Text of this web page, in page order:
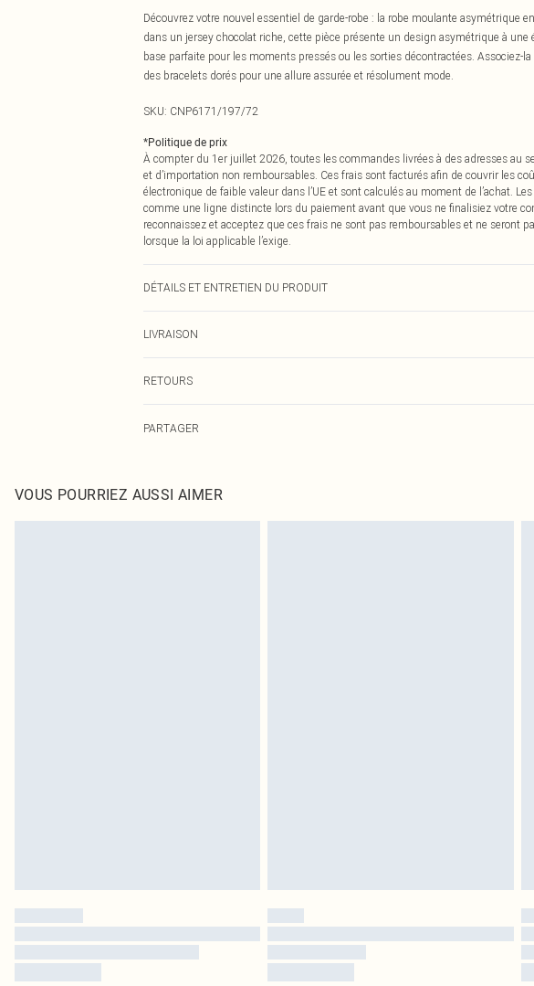
Découvrez votre nouvel essentiel de garde-robe : la robe moulante asymétrique
dans un jersey chocolat riche, cette pièce présente un design asymétrique à
base parfaite pour les moments pressés ou les sorties décontractées. Associez-
des bracelets dorés pour une allure assurée et résolument mode.
SKU: CNP6171/197/72
*Politique de prix
À compter du 1er juillet 2026, toutes les commandes livrées à des adresses au
et d’importation non remboursables. Ces frais sont facturés afin de couvrir les
électronique de faible valeur dans l’UE et sont calculés au moment de l’achat.
comme une ligne distincte lors du paiement avant que vous ne finalisiez votre
reconnaissez et acceptez que ces frais ne sont pas remboursables et ne seront
lorsque la loi applicable l’exige.
DÉTAILS ET ENTRETIEN DU PRODUIT
LIVRAISON
RETOURS
Veuillez noter que nous ne pouvons pas rembourser les masques tendance, les
également être essayées en intérieur. Les articles pour la maison, y compris le
PARTAGER
VOUS POURRIEZ AUSSI AIMER